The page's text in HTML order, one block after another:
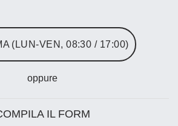
(LUN-VEN, 08:30 / 17:00)
oppure
IL FORM